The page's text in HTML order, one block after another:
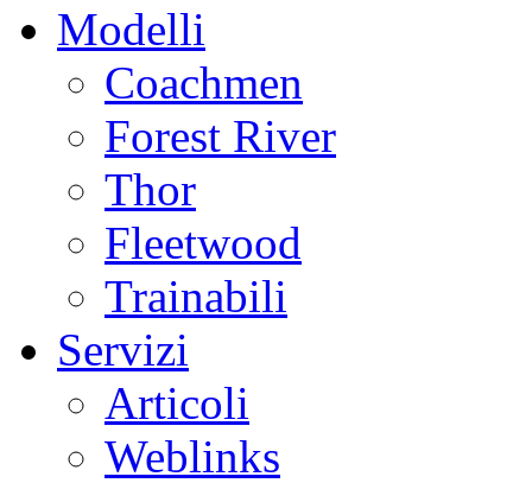
Modelli
Coachmen
Forest River
Thor
Fleetwood
Trainabili
Servizi
Articoli
Weblinks